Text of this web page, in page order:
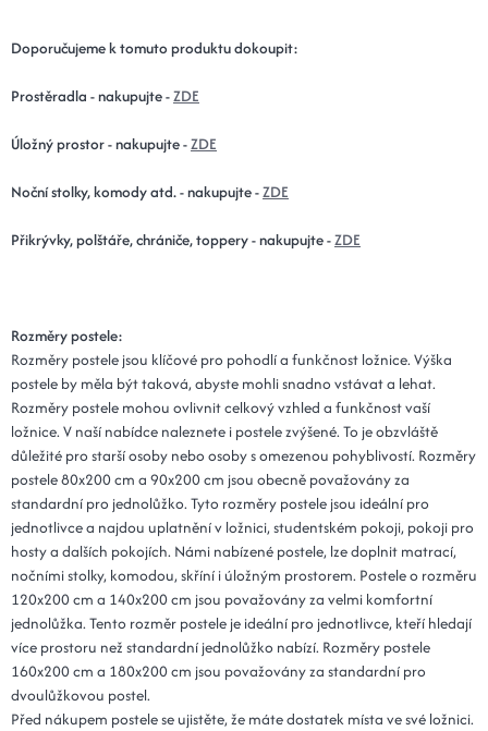
Doporučujeme k tomuto produktu dokoupit:
Prostěradla - nakupujte -ZDE
Úložný prostor - nakupujte -ZDE
Noční stolky, komody atd. - nakupujte -ZDE
Přikrývky, polštáře, chrániče, toppery - nakupujte -ZDE
Rozměry postele:
Rozměry postele jsou klíčové pro pohodlí a funkčnost ložnice. Výška
postele by měla být taková, abyste mohli snadno vstávat a lehat.
Rozměry postele mohou ovlivnit celkový vzhled a funkčnost vaší
ložnice. V naší nabídce naleznete i postele zvýšené. To je obzvláště
důležité pro starší osoby nebo osoby s omezenou pohyblivostí. Rozměry
postele 80x200 cm a 90x200 cm jsou obecně považovány za
standardní pro jednolůžko. Tyto rozměry postele jsou ideální pro
jednotlivce a najdou uplatnění v ložnici, studentském pokoji, pokoji pro
hosty a dalších pokojích. Námi nabízené postele, lze doplnit matrací,
nočními stolky, komodou, skříní i úložným prostorem. Postele o rozměru
120x200 cm a 140x200 cm jsou považovány za velmi komfortní
jednolůžka. Tento rozměr postele je ideální pro jednotlivce, kteří hledají
více prostoru než standardní jednolůžko nabízí. Rozměry postele
160x200 cm a 180x200 cm jsou považovány za standardní pro
dvoulůžkovou postel.
Před nákupem postele se ujistěte, že máte dostatek místa ve své ložnici.